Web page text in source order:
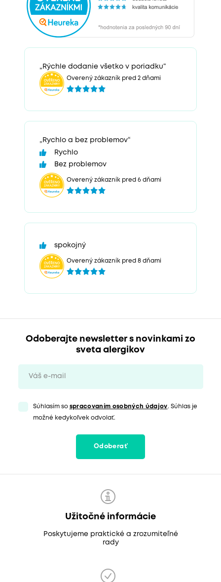
„Rýchle dodanie všetko v poriadku“
Overený zákazník pred 2 dňami
„Rychlo a bez problemov“
Rychlo
Bez problemov
Overený zákazník pred 6 dňami
spokojný
Overený zákazník pred 8 dňami
Odoberajte newsletter s novinkami zo
sveta alergikov
Súhlasím so spracovaním osobných údajov. Súhlas je
možné kedykoľvek odvolať.
Odoberať
Užitočné informácie
Poskytujeme praktické a zrozumiteľné
rady